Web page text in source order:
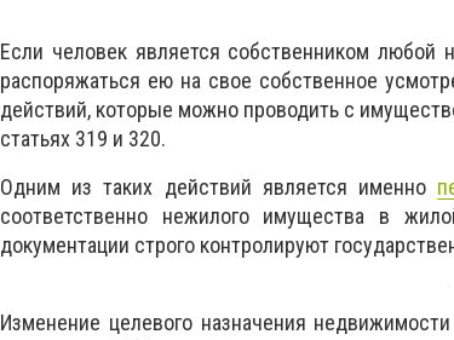
Если человек является собственником любой
распоряжаться ею на свое собственное
действий, которые можно проводить с
статьях 319 и 320.
Одним из таких действий является именно
соответственно нежилого имущества в
документации строго контролируют
Изменение целевого назначения